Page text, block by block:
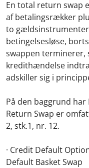
En total return swap
af betalingsrækker
to
betingelsesløse,
swappen terminerer,
kredithændelse
adskiller sig i
På den baggrund
Return Swap er
2, stk.1, nr. 12.
· Credit Default
Default Basket Swap